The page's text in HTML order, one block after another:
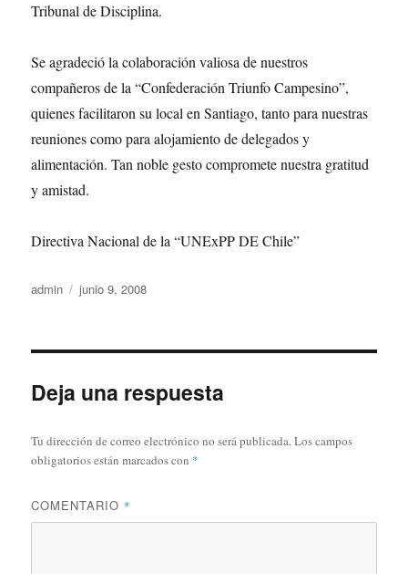
Tribunal de Disciplina.
Se agradeció la colaboración valiosa de nuestros
compañeros de la “Confederación Triunfo Campesino”,
quienes facilitaron su local en Santiago, tanto para nuestras
reuniones como para alojamiento de delegados y
alimentación. Tan noble gesto compromete nuestra gratitud
y amistad.
Directiva Nacional de la “UNExPP DE Chile”
Autor
admin
Publicado
junio 9, 2008
Deja una respuesta
Tu dirección de correo electrónico no será publicada.Los campos
obligatorios están marcados con *
COMENTARIO *